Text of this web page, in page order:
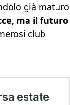
già maturo
ma il futuro
club